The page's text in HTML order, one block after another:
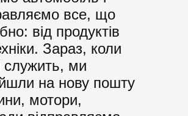
все, що
від продуктів
Зараз, коли
служить, ми
на нову пошту
мотори,